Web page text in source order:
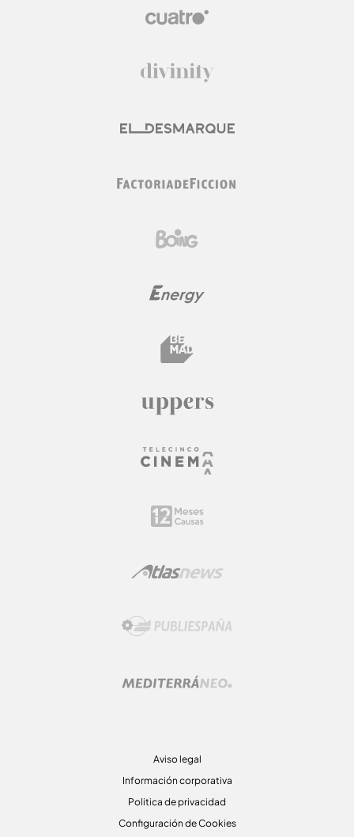
Aviso legal
Información corporativa
Politica de privacidad
Configuración de Cookies